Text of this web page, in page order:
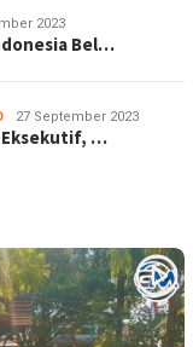
2023
Bel…
27 September 2023
Eksekutif, …